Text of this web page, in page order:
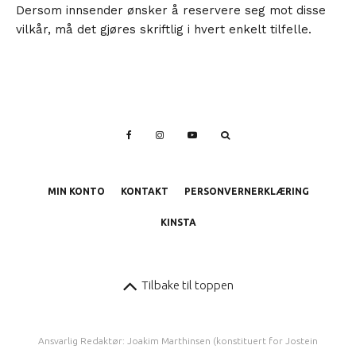
Dersom innsender ønsker å reservere seg mot disse
vilkår, må det gjøres skriftlig i hvert enkelt tilfelle.
MIN KONTO KONTAKT PERSONVERNERKLÆRING
KINSTA
Tilbake til toppen
Ansvarlig Redaktør: Joakim Marthinsen (konstituert for Jostein